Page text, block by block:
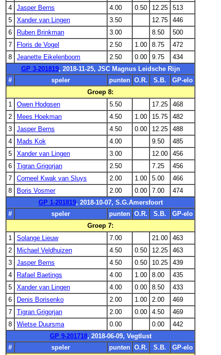
4
Jasper Berns 4.00 0.50 12.25
513
5
Xander van Lingen 3.50 12.75
446
6
Ruben Brinkman 3.00 8.50
500
7
Floris de Vogel 2.50 1.00 8.75
472
8
Jeanette Eikelenboom 2.50 0.00 9.75
434
GP 3-201819, 2018-11-25, JSC Magnus Leidsche Rijn
#
speler punten O.R. S.B.
GP-elo
Groep 8:
1
Owen Hodgsen 5.50 17.25
468
2
Mees Hoekman 4.50 1.00 15.75
482
3
Jasper Berns 4.50 0.00 12.25
488
4
Mads Kok 4.00 9.50
485
5
Xander van Lingen 3.00 12.00
456
6
Tigran Grigorjan 2.50 7.25
456
7
Corneel Kwak van Sluys 2.00 1.00 5.00
466
8
Boris Vosmer 2.00 0.00 7.00
474
GP 1-201819, 2018-10-07, S.G.Amersfoort
#
speler punten O.R. S.B.
GP-elo
Groep 7:
1
Solange Lieuw 7.00 21.00
463
2
Michael Veldhuizen 4.50 0.50 12.25
463
3
Jasper Berns 4.50 0.50 10.25
439
4
Rafael Baetings 4.00 1.00 8.00
435
5
Xander van Lingen 4.00 0.00 8.50
433
6
Denis Borisenko 2.00 1.00 2.00
469
7
Tigran Grigorjan 2.00 0.00 4.50
469
8
Wietse Duursma 0.00 0.00
442
GP 9-201718, 2018-06-09, Vegtlust
#
speler punten O.R. S.B.
GP-elo